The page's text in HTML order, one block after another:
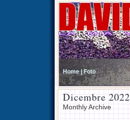
Home | Foto
Dicembre 2022
Monthly Archive